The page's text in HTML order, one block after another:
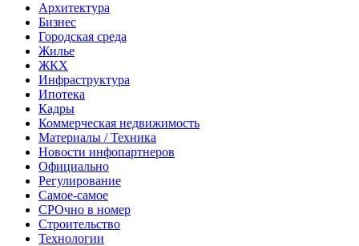
Архитектура
Бизнес
Городская среда
Жилье
ЖКХ
Инфраструктура
Ипотека
Кадры
Коммерческая недвижимость
Материалы / Техника
Новости инфопартнеров
Официально
Регулирование
Самое-самое
СРОчно в номер
Строительство
Технологии